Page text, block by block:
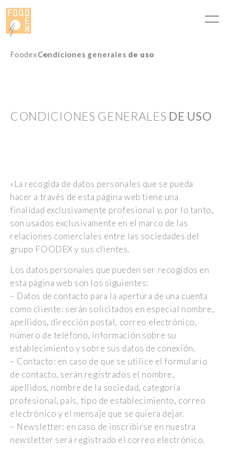
Panel de gestión de cookies
FoodexCondiciones generales de uso
CONDICIONES GENERALES DE USO
«La recogida de datos personales que se pueda
hacer a través de esta página web tiene una
finalidad exclusivamente profesional y, por lo tanto,
son usados exclusivamente en el marco de las
relaciones comerciales entre las sociedades del
grupo FOODEX y sus clientes.
Los datos personales que pueden ser recogidos en
esta página web son los siguientes:
– Datos de contacto para la apertura de una cuenta
como cliente: serán solicitados en especial nombre,
apellidos, dirección postal, correo electrónico,
número de teléfono, información sobre su
establecimiento y sobre sus datos de conexión.
– Contacto: en caso de que se utilice el formulario
de contacto, serán registrados el nombre,
apellidos, nombre de la sociedad, categoría
profesional, país, tipo de establecimiento, correo
electrónico y el mensaje que se quiera dejar.
– Newsletter: en caso de inscribirse en nuestra
newsletter será registrado el correo electrónico.